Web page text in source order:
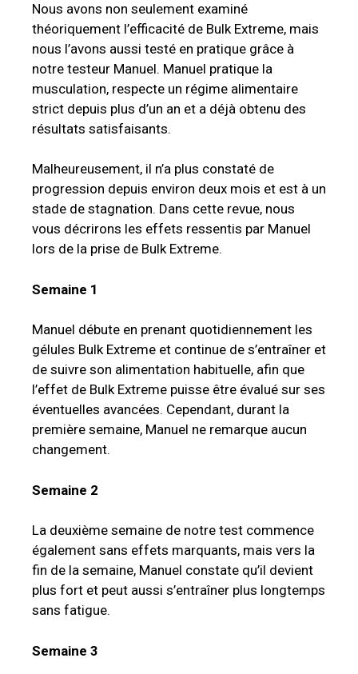
Nous avons non seulement examiné
théoriquement l’efficacité de Bulk Extreme, mais
nous l’avons aussi testé en pratique grâce à
notre testeur Manuel. Manuel pratique la
musculation, respecte un régime alimentaire
strict depuis plus d’un an et a déjà obtenu des
résultats satisfaisants.
Malheureusement, il n’a plus constaté de
progression depuis environ deux mois et est à un
stade de stagnation. Dans cette revue, nous
vous décrirons les effets ressentis par Manuel
lors de la prise de Bulk Extreme.
Semaine 1
Manuel débute en prenant quotidiennement les
gélules Bulk Extreme et continue de s’entraîner et
de suivre son alimentation habituelle, afin que
l’effet de Bulk Extreme puisse être évalué sur ses
éventuelles avancées. Cependant, durant la
première semaine, Manuel ne remarque aucun
changement.
Semaine 2
La deuxième semaine de notre test commence
également sans effets marquants, mais vers la
fin de la semaine, Manuel constate qu’il devient
plus fort et peut aussi s’entraîner plus longtemps
sans fatigue.
Semaine 3